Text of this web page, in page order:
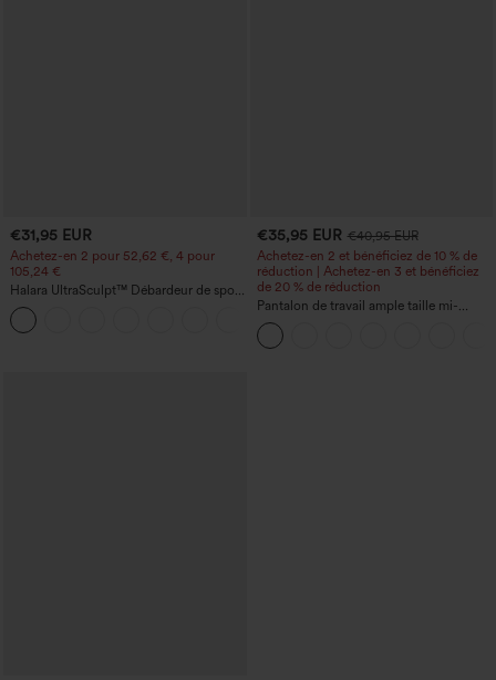
€31,95 EUR
Achetez-en 2 pour 52,62 €, 4 pour
105,24 €
Halara UltraSculpt™ Débardeur de sport
à col rond et ourlet arrondi
€35,95 EUR €40,95 EUR
Achetez-en 2 et bénéficiez de 10 % de
réduction | Achetez-en 3 et bénéficiez
de 20 % de réduction
Pantalon de travail ample taille mi-
haute, coupe « barrel » (jambe en forme
de tonneau) avec poches